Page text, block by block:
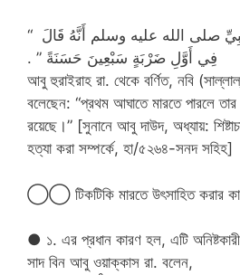
صلى الله عليه وسلم أَنَّهُ قَالَ ‏ “‏
فِي أَوَّلِ ضَرْبَةٍ سَبْعِينَ حَسَنَةً ‏”‏ ‏.‏
আবু হুরাইরাহ রা. থেকে বর্ণিত, নবি
বলেছেন: “প্রথম আঘাতে মারতে পারলে
রয়েছে।” [সুনানে আবু দাউদ, অধ্যায়:
হত্যা করা সম্পর্কে, হা/৫২৬৪-সনদ সহিহ]
◯◯ টিকটিকি মারতে উৎসাহিত করার
● ১. এর প্রধান কারণ হল, এটি
সাদ বিন আবু ওয়াক্কাস রা. বলেন,